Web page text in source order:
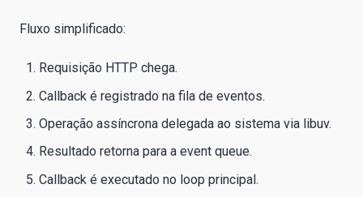
Fluxo simplificado:
Requisição HTTP chega.
Callback é registrado na fila de eventos.
Operação assíncrona delegada ao sistema via libuv.
Resultado retorna para a event queue.
Callback é executado no loop principal.